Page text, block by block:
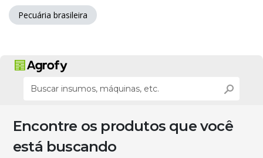
Pecuária brasileira
Encontre os produtos que você
está buscando